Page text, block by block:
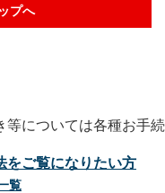
プへ
をご覧になりたい方
覧